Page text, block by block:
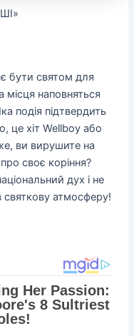
бути святом для
наповняться
подія підтвердить
це хіт Wellboy або
ви вирушите на
своє коріння?
дух і не
святкову атмосферу!